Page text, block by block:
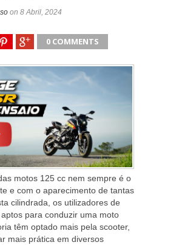
on 8 Abril, 2024
0 COMMENTS
motos 125 cc nem sempre é o
e com o aparecimento de tantas
cilindrada, os utilizadores de
para conduzir uma moto
têm optado mais pela scooter,
mais prática em diversos